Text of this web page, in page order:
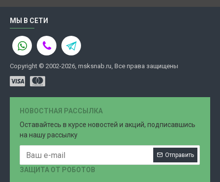
МЫ В СЕТИ
Copyright © 2002-2026, msksnab.ru, Все права защищены
НОВОСТНАЯ РАССЫЛКА
Оставайтесь в курсе новостей и акций, подписавшись
на нашу рассылку
Отправить
ЗАЩИТА ОТ РОБОТОВ